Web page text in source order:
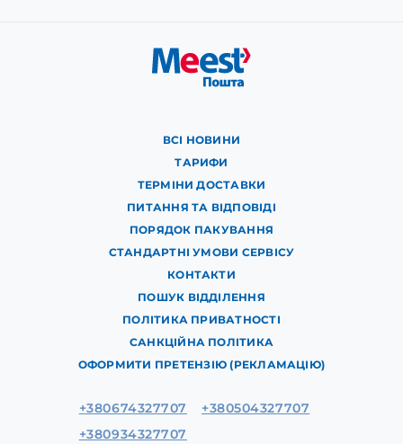
ВСІ НОВИНИ
ТАРИФИ
ТЕРМІНИ ДОСТАВКИ
ПИТАННЯ ТА ВІДПОВІДІ
ПОРЯДОК ПАКУВАННЯ
СТАНДАРТНІ УМОВИ СЕРВІСУ
КОНТАКТИ
ПОШУК ВІДДІЛЕННЯ
ПОЛІТИКА ПРИВАТНОСТІ
САНКЦІЙНА ПОЛІТИКА
ОФОРМИТИ ПРЕТЕНЗІЮ (РЕКЛАМАЦІЮ)
+380674327707
+380504327707
+380934327707